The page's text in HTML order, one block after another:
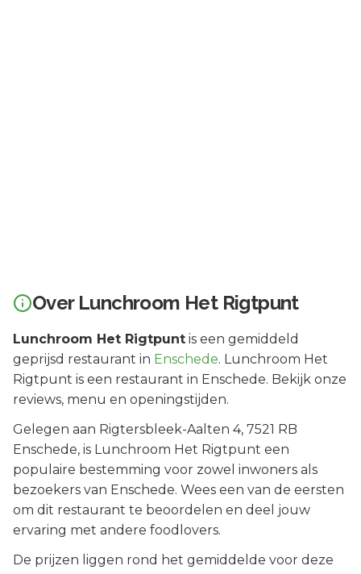
Over Lunchroom Het Rigtpunt
Lunchroom Het Rigtpunt is een gemiddeld
geprijsd restaurant in Enschede. Lunchroom Het
Rigtpunt is een restaurant in Enschede. Bekijk onze
reviews, menu en openingstijden.
Gelegen aan Rigtersbleek-Aalten 4, 7521 RB
Enschede, is Lunchroom Het Rigtpunt een
populaire bestemming voor zowel inwoners als
bezoekers van Enschede. Wees een van de eersten
om dit restaurant te beoordelen en deel jouw
ervaring met andere foodlovers.
De prijzen liggen rond het gemiddelde voor deze